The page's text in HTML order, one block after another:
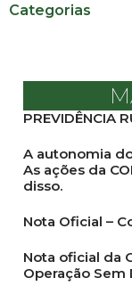
Categorias
PREVIDÊNCIA
A autonomia
As ações da
disso.
Nota Oficial –
Nota oficial da
Operação Sem